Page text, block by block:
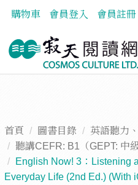
購物車 會員登入 會員註冊
首頁 圖書目錄
英語聽力
聽講CEFR: B1（GEPT: 中級
English Now! 3：Listening
Everyday Life (2nd Ed.) (With